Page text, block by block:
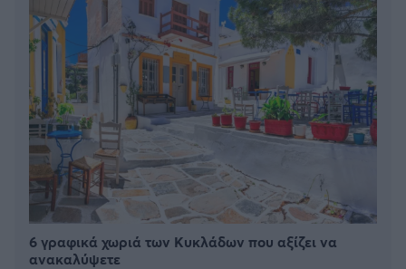
6 γραφικά χωριά των Κυκλάδων που αξίζει να
ανακαλύψετε